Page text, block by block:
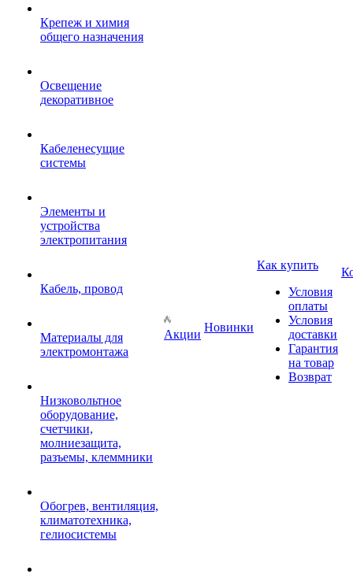
Крепеж и химия
общего назначения
Освещение
декоративное
Кабеленесущие
системы
Элементы и
устройства
электропитания
Кабель, провод
Материалы для
электромонтажа
Низковольтное
оборудование,
счетчики,
молниезащита,
разъемы, клеммники
Обогрев, вентиляция,
климатотехника,
гелиосистемы
Акции
Новинки
Как купить
Условия
оплаты
Условия
доставки
Гарантия
на товар
Возврат